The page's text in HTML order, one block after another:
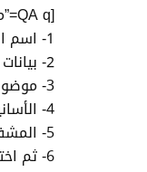
[QA q=”ماذا يكتب في لائحة الدعوى؟ ” qfull=”ماذا يكتب في لائحة الدعوى؟ ” a=”يجب أن يكتب في لائحة الدعوى:
1- اسم المحكمة المرفوع إليها الدعوى.
2- بيانات كل من المدعي والمدعى عليه.
3- موضوع الدعوى ووقائعها.
4- الأسانيد القانونية المؤيدة للادعاء.
5- المشفوعات المتضمنة كافة المستندات والوثائق وطلبات المدعي.
6- ثم اختتامها بتاريخ تحرير الادعاء واسم المدعي وتوقيعه أو وكيله.”]